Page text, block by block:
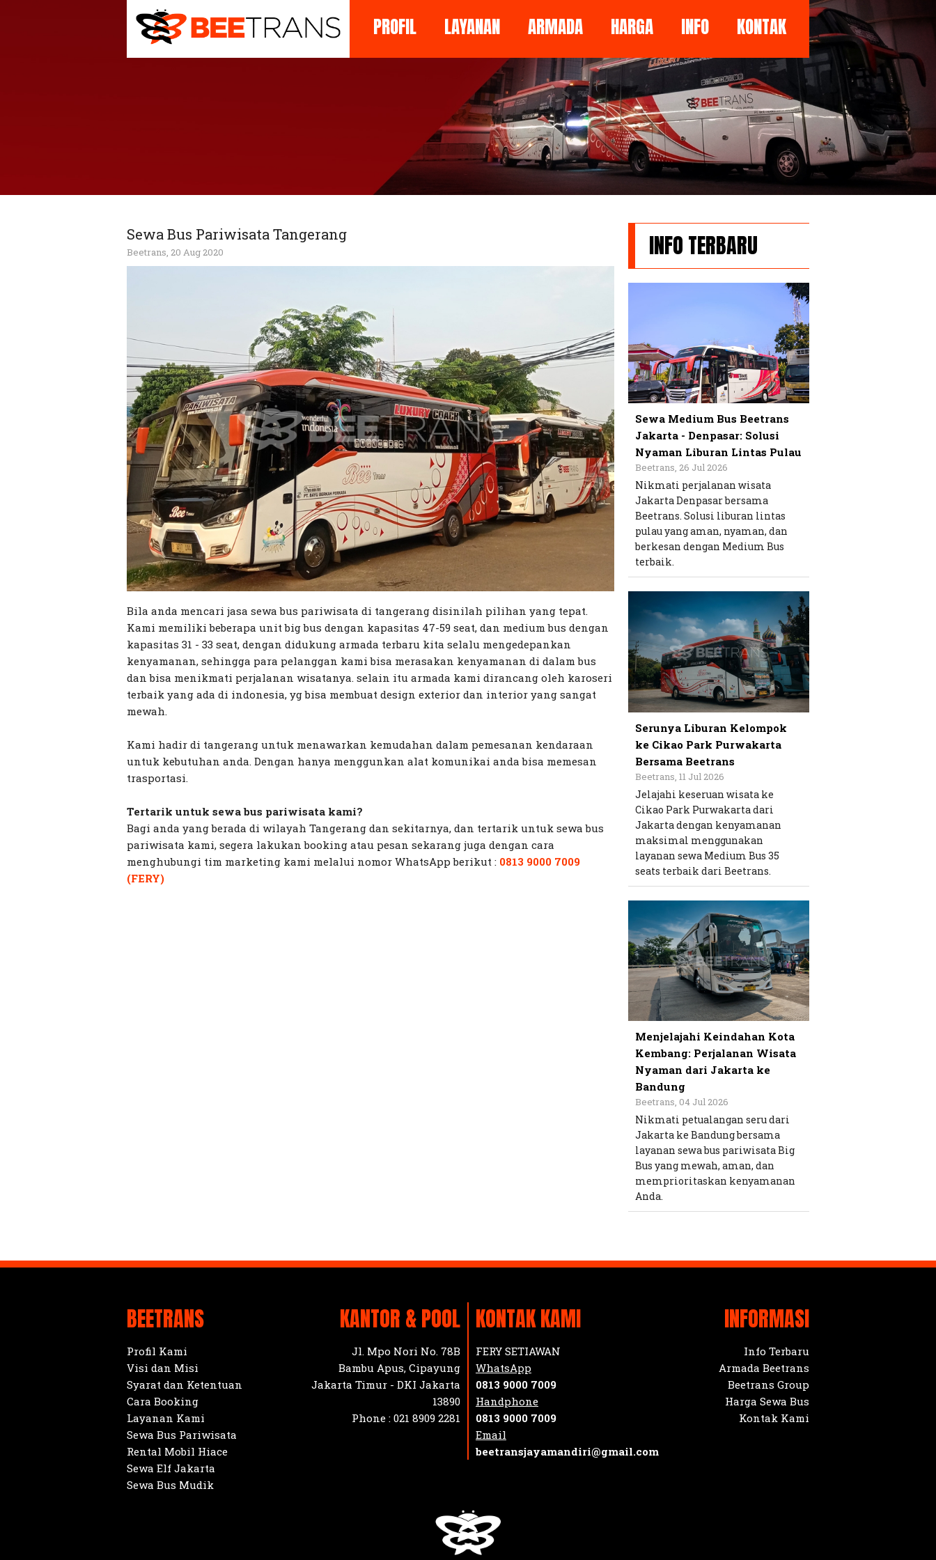
PROFIL LAYANAN ARMADA HARGA INFO KONTAK
Sewa Bus Pariwisata Tangerang
Beetrans, 20 Aug 2020
Bila anda mencari jasa sewa bus pariwisata di tangerang disinilah pilihan yang tepat.
Kami memiliki beberapa unit big bus dengan kapasitas 47-59 seat, dan medium bus dengan
kapasitas 31 - 33 seat, dengan didukung armada terbaru kita selalu mengedepankan
kenyamanan, sehingga para pelanggan kami bisa merasakan kenyamanan di dalam bus
dan bisa menikmati perjalanan wisatanya. selain itu armada kami dirancang oleh karoseri
terbaik yang ada di indonesia, yg bisa membuat design exterior dan interior yang sangat
mewah.
Kami hadir di tangerang untuk menawarkan kemudahan dalam pemesanan kendaraan
untuk kebutuhan anda. Dengan hanya menggunkan alat komunikai anda bisa memesan
trasportasi.
Tertarik untuk sewa bus pariwisata kami?
Bagi anda yang berada di wilayah Tangerang dan sekitarnya, dan tertarik untuk sewa bus
pariwisata kami, segera lakukan booking atau pesan sekarang juga dengan cara
menghubungi tim marketing kami melalui nomor WhatsAppberikut : 0813 9000 7009
(FERY)
INFO TERBARU
Sewa Medium Bus Beetrans
Jakarta - Denpasar: Solusi
Nyaman Liburan Lintas Pulau
Beetrans, 26 Jul 2026
Nikmati perjalanan wisata
Jakarta Denpasar bersama
Beetrans. Solusi liburan lintas
pulau yang aman, nyaman, dan
berkesan dengan Medium Bus
terbaik.
Serunya Liburan Kelompok
ke Cikao Park Purwakarta
Bersama Beetrans
Beetrans, 11 Jul 2026
Jelajahi keseruan wisata ke
Cikao Park Purwakarta dari
Jakarta dengan kenyamanan
maksimal menggunakan
layanan sewa Medium Bus 35
seats terbaik dari Beetrans.
Menjelajahi Keindahan Kota
Kembang: Perjalanan Wisata
Nyaman dari Jakarta ke
Bandung
Beetrans, 04 Jul 2026
Nikmati petualangan seru dari
Jakarta ke Bandung bersama
layanan sewa bus pariwisata Big
Bus yang mewah, aman, dan
memprioritaskan kenyamanan
Anda.
BEETRANS
Profil Kami
Visi dan Misi
Syarat dan Ketentuan
Cara Booking
Layanan Kami
Sewa Bus Pariwisata
Rental Mobil Hiace
Sewa Elf Jakarta
Sewa Bus Mudik
KANTOR & POOL
Jl. Mpo Nori No. 78B
Bambu Apus, Cipayung
Jakarta Timur - DKI Jakarta
13890
Phone : 021 8909 2281
KONTAK KAMI
FERY SETIAWAN
WhatsApp
0813 9000 7009
Handphone
0813 9000 7009
Email
beetransjayamandiri@gmail.com
INFORMASI
Info Terbaru
Armada Beetrans
Beetrans Group
Harga Sewa Bus
Kontak Kami